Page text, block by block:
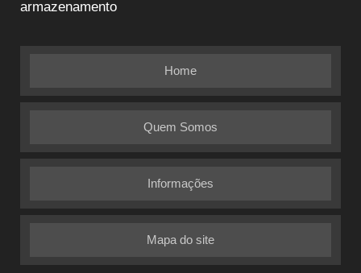
armazenamento
Home
Quem Somos
Informações
Mapa do site